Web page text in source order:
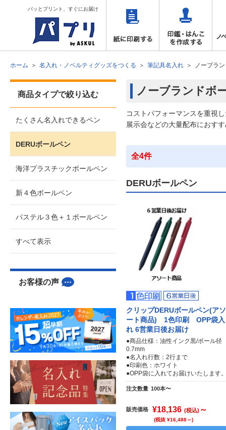
パッとプリント、すぐにお届け
ホーム 名入れ・ノベルティグッズをつくる 筆記具名入れ ノーブラ
ノーブランドボ
コストパフォーマンスを重視
展示会などの大量配布におす
全4件
DERUボールペン
クリップDERUボールペン(アソ
ート商品) 1色印刷 OPP袋入
れ 6営業日後お届け
●商品仕様：油性インク黒/ボール径
0.7mm
●名入れ行数：2行まで
●印刷色：ホワイト
●OPP袋に入れてお届けいたします
注文数量 100本〜
販売価格 ¥18,136 (税込) ～
(税抜 ¥16,488～)
商品タイプで絞り込む
たくさん名入れできるペン
DERUボールペン
海洋プラスチックボールペン
新４色ボールペン
パステル３色＋１ボールペン
すべて表示
お客様の声